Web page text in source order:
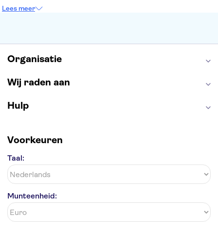
Keukenhof
Lees meer
Organisatie
Wij raden aan
Hulp
Voorkeuren
Taal:
Munteenheid: